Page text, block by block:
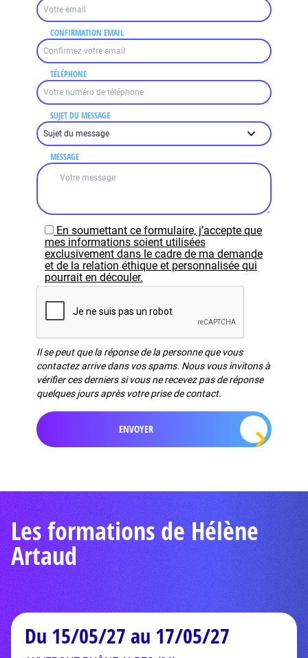
CONFIRMATION EMAIL
TÉLÉPHONE
SUJET DU MESSAGE
MESSAGE
En soumettant ce formulaire, j’accepte que
mes informations soient utilisées
exclusivement dans le cadre de ma demande
et de la relation éthique et personnalisée qui
pourrait en découler.
Il se peut que la réponse de la personne que vous
contactez arrive dans vos spams. Nous vous invitons à
vérifier ces derniers si vous ne recevez pas de réponse
quelques jours après votre prise de contact.
Les formations de Hélène
Artaud
Du 15/05/27 au 17/05/27